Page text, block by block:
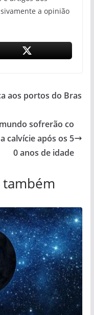
a opinião
aos portos do Bras
sofrerão co
calvície após os 5
0 anos de idade